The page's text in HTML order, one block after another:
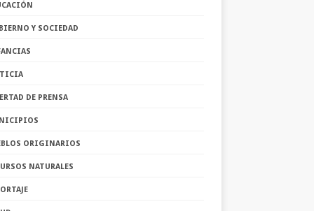
Y SOCIEDAD
DE PRENSA
ORIGINARIOS
NATURALES